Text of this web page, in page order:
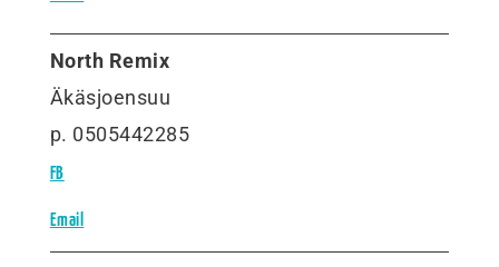
North Remix
Äkäsjoensuu
p. 0505442285
FB
Email